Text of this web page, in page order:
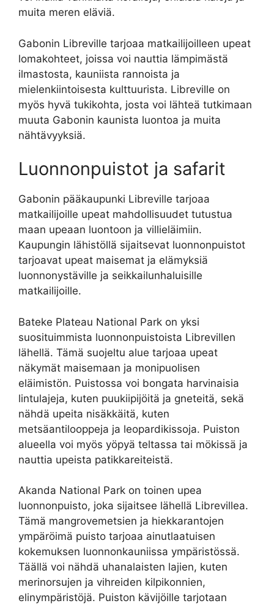
muita meren eläviä.
Gabonin Libreville tarjoaa matkailijoilleen upeat
lomakohteet, joissa voi nauttia lämpimästä
ilmastosta, kauniista rannoista ja
mielenkiintoisesta kulttuurista. Libreville on
myös hyvä tukikohta, josta voi lähteä tutkimaan
muuta Gabonin kaunista luontoa ja muita
nähtävyyksiä.
Luonnonpuistot ja safarit
Gabonin pääkaupunki Libreville tarjoaa
matkailijoille upeat mahdollisuudet tutustua
maan upeaan luontoon ja villieläimiin.
Kaupungin lähistöllä sijaitsevat luonnonpuistot
tarjoavat upeat maisemat ja elämyksiä
luonnonystäville ja seikkailunhaluisille
matkailijoille.
Bateke Plateau National Park on yksi
suosituimmista luonnonpuistoista Librevillen
lähellä. Tämä suojeltu alue tarjoaa upeat
näkymät maisemaan ja monipuolisen
eläimistön. Puistossa voi bongata harvinaisia
lintulajeja, kuten puukiipijöitä ja gneteitä, sekä
nähdä upeita nisäkkäitä, kuten
metsäantilooppeja ja leopardikissoja. Puiston
alueella voi myös yöpyä teltassa tai mökissä ja
nauttia upeista patikkareiteistä.
Akanda National Park on toinen upea
luonnonpuisto, joka sijaitsee lähellä Librevillea.
Tämä mangrovemetsien ja hiekkarantojen
ympäröimä puisto tarjoaa ainutlaatuisen
kokemuksen luonnonkauniissa ympäristössä.
Täällä voi nähdä uhanalaisten lajien, kuten
merinorsujen ja vihreiden kilpikonnien,
elinympäristöjä. Puiston kävijöille tarjotaan